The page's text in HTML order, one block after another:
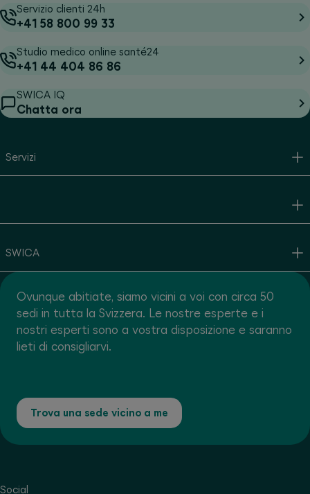
Servizio clienti 24h
+41 58 800 99 33
Studio medico online santé24
+41 44 404 86 86
SWICA IQ
Chatta ora
Servizi
SWICA
Ovunque abitiate, siamo vicini a voi con circa 50
sedi in tutta la Svizzera. Le nostre esperte e i
nostri esperti sono a vostra disposizione e saranno
lieti di consigliarvi.
Trova una sede vicino a me
Social